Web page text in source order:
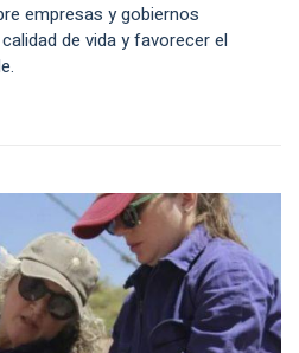
empresas y gobiernos
de vida y favorecer el